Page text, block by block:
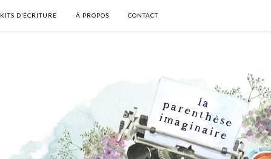
KITS D’ÉCRITURE À PROPOS CONTACT